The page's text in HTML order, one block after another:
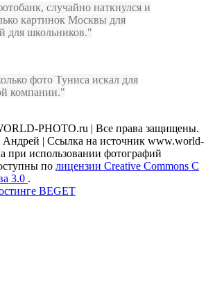
случайно наткнулся и
картинок Москвы для
для школьников.
фото Туниса искал для
компании.
PHOTO.ru | Все права защищены.
| Ссылка на источник www.world-
при использовании фотографий
по лицензии Creative Commons С
3.0 .
BEGET